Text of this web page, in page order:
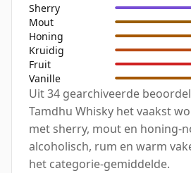
Sherry
Mout
Honing
Kruidig
Fruit
Vanille
Uit 34 gearchiveerde
Tamdhu Whisky het vaakst
met sherry, mout en honing-
alcoholisch, rum en warm
het categorie-gemiddelde.